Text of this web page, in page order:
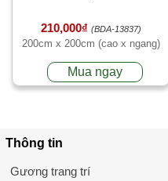
210,000₫ (BDA-13837)
200cm x 200cm (cao x ngang)
Mua ngay
Thông tin
Gương trang trí